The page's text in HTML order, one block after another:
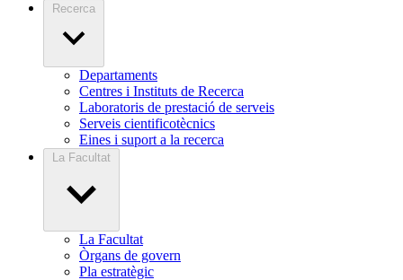
Recerca
Departaments
Centres i Instituts de Recerca
Laboratoris de prestació de serveis
Serveis cientificotècnics
Eines i suport a la recerca
La Facultat
La Facultat
Òrgans de govern
Pla estratègic